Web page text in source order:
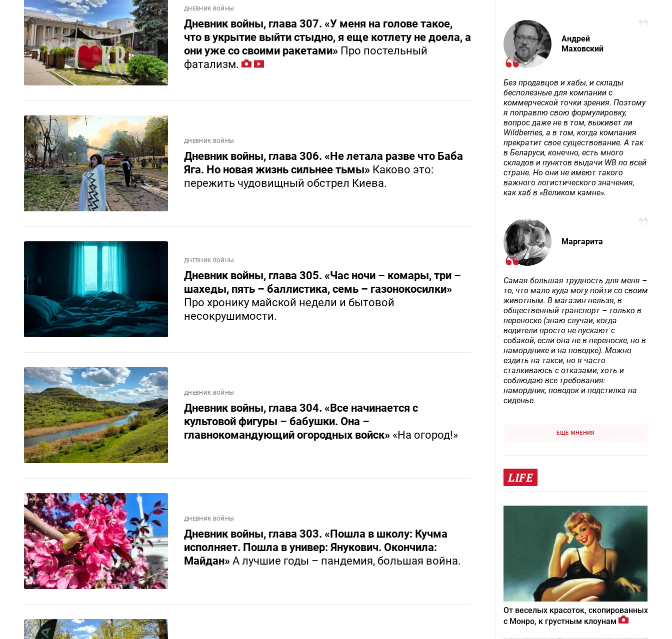
ДНЕВНИК ВОЙНЫ
Дневник войны, глава 307. «У меня на голове такое,
что в укрытие выйти стыдно, я еще котлету не доела, а
они уже со своими ракетами» Про постельный
фатализм.
ДНЕВНИК ВОЙНЫ
Дневник войны, глава 306. «Не летала разве что Баба
Яга. Но новая жизнь сильнее тьмы» Каково это:
пережить чудовищный обстрел Киева.
ДНЕВНИК ВОЙНЫ
Дневник войны, глава 305. «Час ночи – комары, три –
шахеды, пять – баллистика, семь – газонокосилки»
Про хронику майской недели и бытовой
несокрушимости.
ДНЕВНИК ВОЙНЫ
Дневник войны, глава 304. «Все начинается с
культовой фигуры – бабушки. Она –
главнокомандующий огородных войск» «На огород!»
ДНЕВНИК ВОЙНЫ
Дневник войны, глава 303. «Пошла в школу: Кучма
исполняет. Пошла в универ: Янукович. Окончила:
Майдан» А лучшие годы – пандемия, большая война.
Андрей
Маховский
Без продавцов и хабы, и склады
бесполезные для компании с
коммерческой точки зрения. Поэтому
я поправлю свою формулировку,
вопрос даже не в том, выживет ли
Wildberries, а в том, когда компания
прекратит свое существование. А так
в Беларуси, конечно, есть много
складов и пунктов выдачи WB по всей
стране. Но они не имеют такого
важного логистического значения,
как хаб в «Великом камне».
Маргарита
Самая большая трудность для меня –
то, что мало куда могу пойти со своим
животным. В магазин нельзя, в
общественный транспорт – только в
переноске (знаю случаи, когда
водители просто не пускают с
собакой, если она не в переноске, но в
наморднике и на поводке). Можно
ездить на такси, но я часто
сталкиваюсь с отказами, хоть и
соблюдаю все требования:
намордник, поводок и подстилка на
сиденье.
ЕЩЕ МНЕНИЯ
LIFE
От веселых красоток, скопированных
с Монро, к грустным клоунам